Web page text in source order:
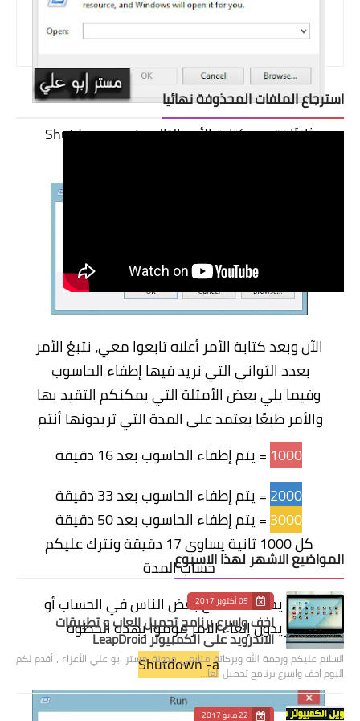
ثانيًا نقوم بكتابة الأمر التالي: Shutdown -s -t
الآن وبعد كتابة الأمر أعلاه تابعوا معي، نتبعُ الأمر
بعدد الثواني التي نريد فيها إطفاء الحاسوب
وفيما يلي بعض الأمثلة التي يمكنكم التقيد بها
والأمر طبعًا يعتمد على المدة التي تريدونها أنتم
1000 = يتم إطفاء الحاسوب بعد 16 دقيقة
2000= يتم إطفاء الحاسوب بعد 33 دقيقة
3000= يتم إطفاء الحاسوب بعد 50 دقيقة
كل 1000 ثانية يساوي 17 دقيقة ونترك عليكم
حساب المدة
لربما يحدث خطأ مع بعض الناس في الحساب أو
يريدون إلغاء الامر قوموا بهذه الخطوة
Shutdown -a
استرجاع الملفات المحذوفة نهائيا
المواضيع الاشهر لهذا الاسبوع
05 أكتوبر 2017
اخف واسرع برنامج تحميل العاب و تطيبقات
الاندرويد على الكمبيوتر LeapDroid
السلام عليكم ورحمة الله وبركاتة متابعي مدونة مستر ابو علي الأعزاء ، أقدم لكم
اليوم اخف واسرع برنامج تحميل العا…
22 مايو 2017